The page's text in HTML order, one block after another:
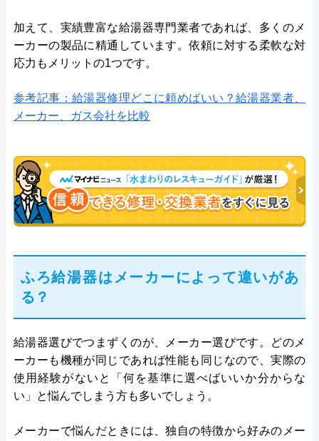
加えて、実績豊富な給湯器専門業者であれば、多くのメ
ーカーの製品に精通しています。依頼に対する柔軟な対
応力もメリットの1つです。
参考記事：給湯器修理どこに頼めばいい？給湯器業者、
メーカー、ガス会社を比較
ふろ給湯器はメーカーによって違いがあ
る？
給湯器選びでつまずくのが、メーカー選びです。どのメ
ーカーも機種が同じであれば性能も同じなので、実際の
使用経験がないと「何を基準に選べばいいか分からな
い」と悩んでしまう方も多いでしょう。
メーカーで悩んだときには、独自の特徴から好みのメー